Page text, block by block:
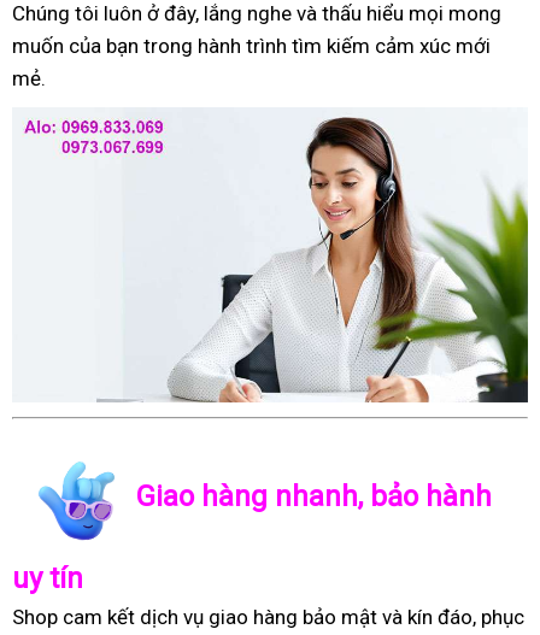
Chúng tôi luôn ở đây, lắng nghe và thấu hiểu mọi mong
muốn của bạn trong hành trình tìm kiếm cảm xúc mới
mẻ.
Giao hàng nhanh, bảo hành
uy tín
Shop cam kết dịch vụ giao hàng bảo mật và kín đáo, phục